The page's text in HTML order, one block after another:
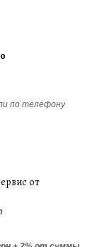
по телефону
от